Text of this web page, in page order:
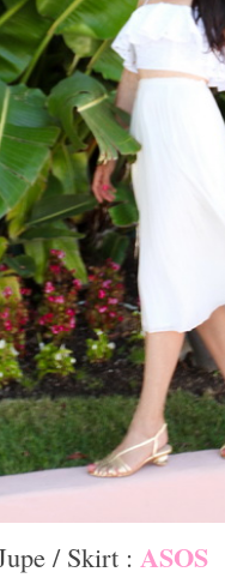
/ Skirt : ASOS